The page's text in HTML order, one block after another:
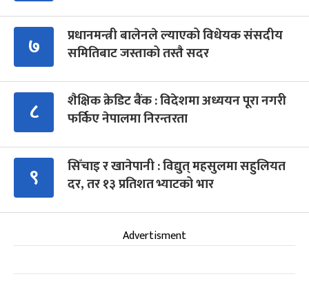
७
प्रधानमन्त्री बालेनले ल्याएको विधेयक संसदीय
समितिबाट जस्ताको तस्तै सदर
८
शैक्षिक क्रेडिट बैंक : विदेशमा अध्ययन पूरा नगरी
फर्किए नेपालमा निरन्तरता
९
सिँचाइ र खानेपानी : विद्युत् महसुलमा सहुलियत
दर, तर १३ प्रतिशत भ्याटको भार
Advertisment